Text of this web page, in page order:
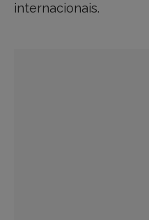
internacionais.